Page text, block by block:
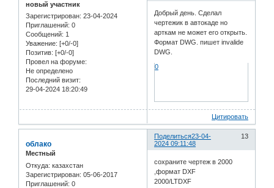
новый участник
Зарегистрирован: 23-04-2024
Приглашений: 0
Сообщений: 1
Уважение: [+0/-0]
Позитив: [+0/-0]
Провел на форуме:
Не определено
Последний визит:
29-04-2024 18:20:49
Добрый день. Сделал
чертежик в автокаде но
арткам не может его открыть.
Формат DWG. пишет invalide
DWG.
0
Цитировать
Поделиться 13
23-04-
2024 09:11:48
облако
Местный
Откуда: казахстан
Зарегистрирован: 05-06-2017
Приглашений: 0
сохраните чертеж в 2000
,формат DXF
2000/LTDXF